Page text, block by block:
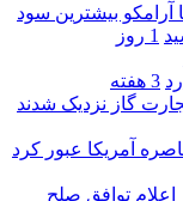
آرامکو بیشترین سود
1 روز
3 هفته
گاز نزدیک شدند
توافق صلح